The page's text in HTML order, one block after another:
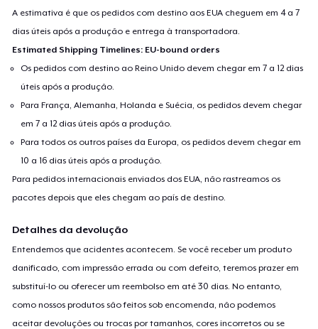
A estimativa é que os pedidos com destino aos EUA cheguem em 4 a 7
dias úteis após a produção e entrega à transportadora.
Estimated Shipping Timelines: EU-bound orders
Os pedidos com destino ao Reino Unido devem chegar em 7 a 12 dias
úteis após a produção.
Para França, Alemanha, Holanda e Suécia, os pedidos devem chegar
em 7 a 12 dias úteis após a produção.
Para todos os outros países da Europa, os pedidos devem chegar em
10 a 16 dias úteis após a produção.
Para pedidos internacionais enviados dos EUA, não rastreamos os
pacotes depois que eles chegam ao país de destino.
Detalhes da devolução
Entendemos que acidentes acontecem. Se você receber um produto
danificado, com impressão errada ou com defeito, teremos prazer em
substituí-lo ou oferecer um reembolso em até 30 dias. No entanto,
como nossos produtos são feitos sob encomenda, não podemos
aceitar devoluções ou trocas por tamanhos, cores incorretos ou se